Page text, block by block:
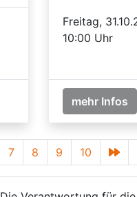
Freitag,
10:00 Uhr
mehr Infos
7 8 9 10